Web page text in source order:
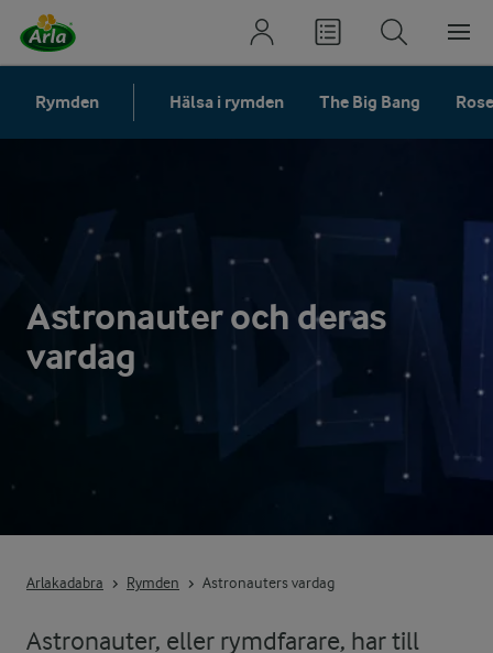
Rymden Hälsa i rymden The Big Bang
Astronauter och deras
vardag
Arlakadabra Rymden Astronauters vardag
Astronauter, eller rymdfarare, har till